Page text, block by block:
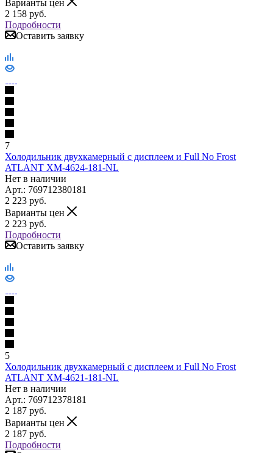
Варианты цен
2 158 руб.
Подробности
Оставить заявку
7
Холодильник двухкамерный с дисплеем и Full No Frost
ATLANT ХМ-4624-181-NL
Нет в наличии
Арт.: 769712380181
2 223 руб.
Варианты цен
2 223 руб.
Подробности
Оставить заявку
5
Холодильник двухкамерный с дисплеем и Full No Frost
ATLANT ХМ-4621-181-NL
Нет в наличии
Арт.: 769712378181
2 187 руб.
Варианты цен
2 187 руб.
Подробности